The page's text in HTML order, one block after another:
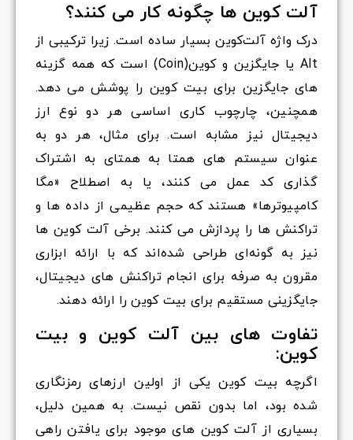
آلت کوین ها چگونه کار می کنند؟
درک واژه آلت‌کوین بسیار ساده است. زیرا ترکیبی از
Alt یا جایگزین و کوین(Coin) است که همه گزینه
های جایگزین برای بیت کوین را پوشش می دهد.
همچنین، چارچوب کاری اساسی هر دو نوع ارز
دیجیتال نیز مشابه است. برای مثال، هر دو به
عنوان سیستم های همتا به همتای به اشتراک
گذاری کد عمل می کنند، یا به اصطلاح «مگا
کامپیوترها» هستند که حجم عظیمی از داده ها و
تراکنش ها را پردازش می کنند. برخی آلت کوین ها
نیز به گونه‌ای طراحی شده‌اند که با ارائه ابزاری
مقرون به صرفه برای انجام تراکنش های دیجیتال،
جایگزینی مستقیم برای بیت کوین را ارائه دهند.
تفاوت های بین آلت کوین و بیت
کوین:
اگرچه
بیت کوین یکی از اولین ارزهای رمزنگاری
شده بود، اما بدون نقص نیست. به همین دلیل،
بسیاری از آلت کوین های موجود برای یافتن راهی